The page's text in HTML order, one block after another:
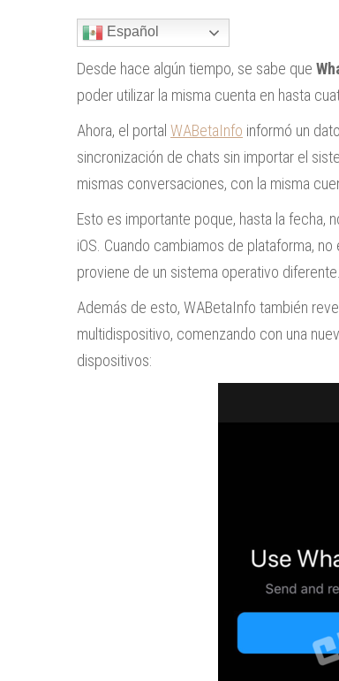
Español
Desde hace algún tiempo, se sabe que
poder utilizar la misma cuenta en hasta
Ahora, el portal WABetaInfo informó un
sincronización de chats sin importar el
mismas conversaciones, con la misma
Esto es importante poque, hasta la fecha,
iOS. Cuando cambiamos de plataforma,
proviene de un sistema operativo diferente.
Además de esto, WABetaInfo también
multidispositivo, comenzando con una
dispositivos: